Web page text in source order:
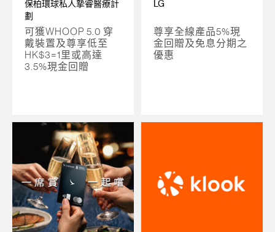
保柏環球私人摯睿醫療計
劃
可獲WHOOP 5.0 穿
戴裝置及尊享低至
HK$3=1里或高達
3.5%現金回贈
LG
尊享全線產品5%現
金回贈及免息分期之
優惠